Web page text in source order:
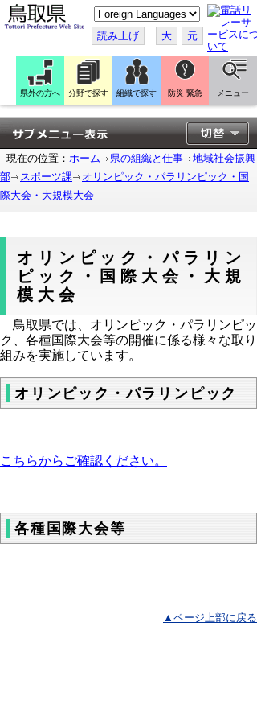
こ
の
ペ
ー
ジ
翻
訳
す
る
読み上げ 大 元
県外の方へ 分野で探す 組織で探す 防災 緊急 メニュー
現在の位置： ホーム 県の組織と仕事
地域社会振興
部
スポーツ課
オリンピック・パラリンピック・国
際大会・大規模大会
オリンピック・パラリン
ピック・国際大会・大規
模大会
鳥取県では、オリンピック・パラリンピッ
ク、各種国際大会等の開催に係る様々な取り
組みを実施しています。
オリンピック・パラリンピック
こちらからご確認ください。
各種国際大会等
▲ページ上部に戻る